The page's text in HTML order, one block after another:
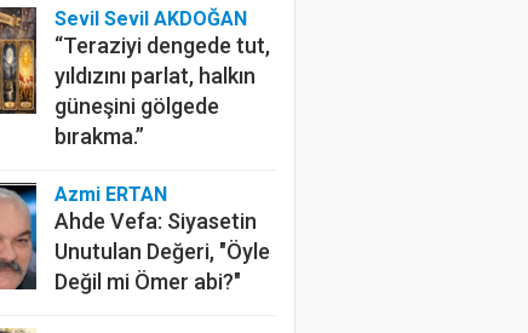
Sevil Sevil AKDOĞAN
“Teraziyi dengede tut,
yıldızını parlat, halkın
güneşini gölgede
bırakma.”
Azmi ERTAN
Ahde Vefa: Siyasetin
Unutulan Değeri, "Öyle
Değil mi Ömer abi?"